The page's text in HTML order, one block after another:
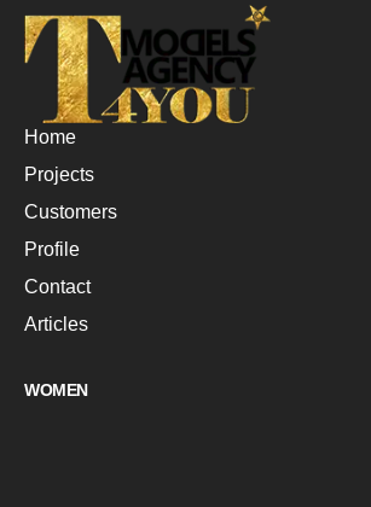
Home
Projects
Customers
Profile
Contact
Articles
WOMEN